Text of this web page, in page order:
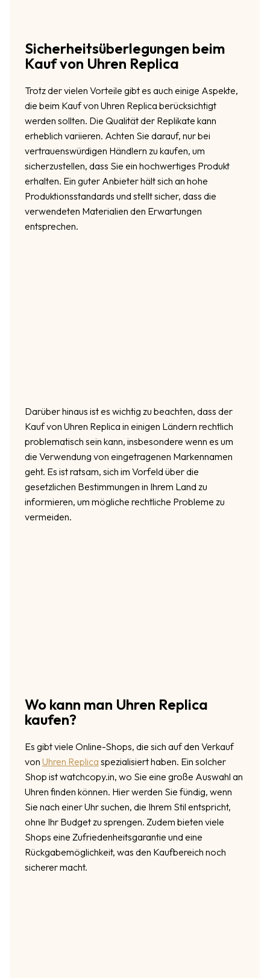
Sicherheitsüberlegungen beim
Kauf von Uhren Replica
Trotz der vielen Vorteile gibt es auch einige Aspekte,
die beim Kauf von Uhren Replica berücksichtigt
werden sollten. Die Qualität der Replikate kann
erheblich variieren. Achten Sie darauf, nur bei
vertrauenswürdigen Händlern zu kaufen, um
sicherzustellen, dass Sie ein hochwertiges Produkt
erhalten. Ein guter Anbieter hält sich an hohe
Produktionsstandards und stellt sicher, dass die
verwendeten Materialien den Erwartungen
entsprechen.
Darüber hinaus ist es wichtig zu beachten, dass der
Kauf von Uhren Replica in einigen Ländern rechtlich
problematisch sein kann, insbesondere wenn es um
die Verwendung von eingetragenen Markennamen
geht. Es ist ratsam, sich im Vorfeld über die
gesetzlichen Bestimmungen in Ihrem Land zu
informieren, um mögliche rechtliche Probleme zu
vermeiden.
Wo kann man Uhren Replica
kaufen?
Es gibt viele Online-Shops, die sich auf den Verkauf
von Uhren Replica spezialisiert haben. Ein solcher
Shop ist watchcopy.in, wo Sie eine große Auswahl an
Uhren finden können. Hier werden Sie fündig, wenn
Sie nach einer Uhr suchen, die Ihrem Stil entspricht,
ohne Ihr Budget zu sprengen. Zudem bieten viele
Shops eine Zufriedenheitsgarantie und eine
Rückgabemöglichkeit, was den Kaufbereich noch
sicherer macht.